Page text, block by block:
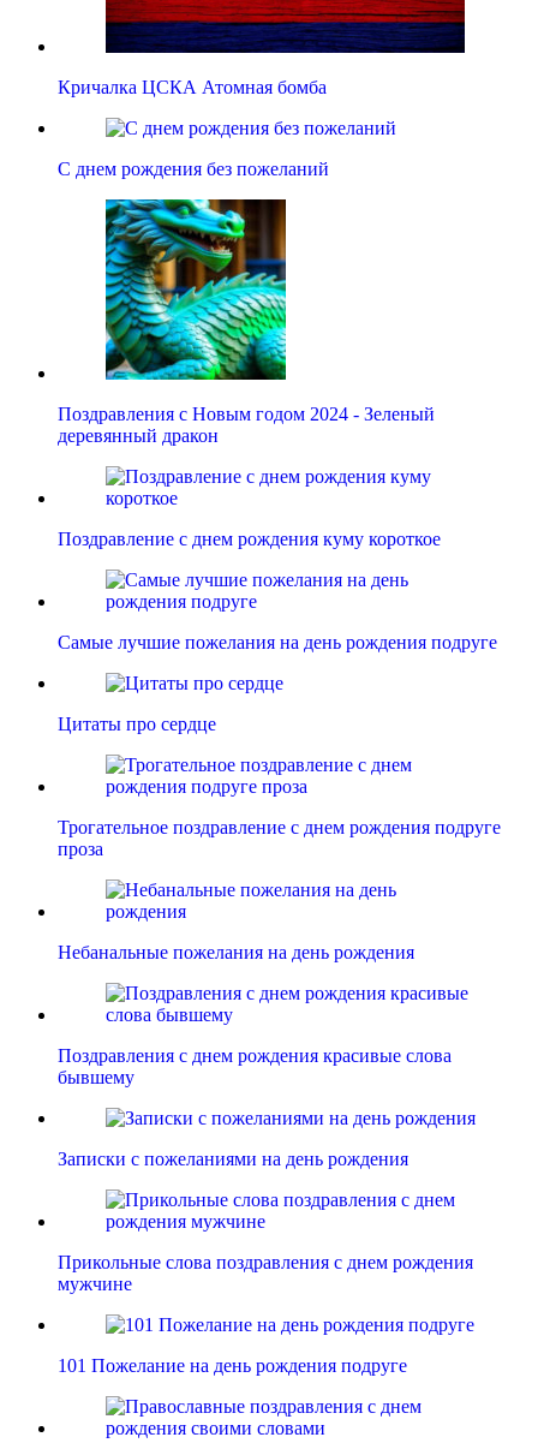
Кричалка ЦСКА Атомная бомба
С днем рождения без пожеланий
Поздравления с Новым годом 2024 - Зеленый
деревянный дракон
Поздравление с днем рождения куму короткое
Самые лучшие пожелания на день рождения подруге
Цитаты про сердце
Трогательное поздравление с днем рождения подруге
проза
Небанальные пожелания на день рождения
Поздравления с днем рождения красивые слова
бывшему
Записки с пожеланиями на день рождения
Прикольные слова поздравления с днем рождения
мужчине
101 Пожелание на день рождения подруге